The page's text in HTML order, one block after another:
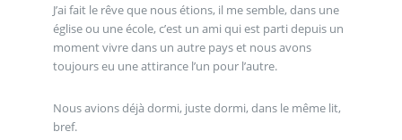
J’ai fait le rêve que nous étions, il me semble, dans une
église ou une école, c’est un ami qui est parti depuis un
moment vivre dans un autre pays et nous avons
toujours eu une attirance l’un pour l’autre.
Nous avions déjà dormi, juste dormi, dans le même lit,
bref.